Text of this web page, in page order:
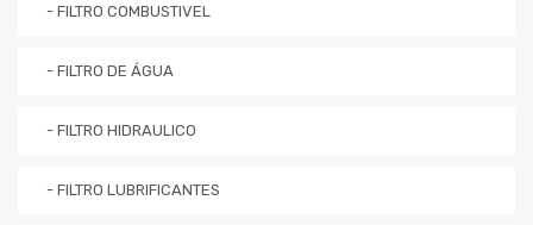
- FILTRO COMBUSTIVEL
- FILTRO DE ÁGUA
- FILTRO HIDRAULICO
- FILTRO LUBRIFICANTES